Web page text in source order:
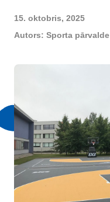
15. oktobris, 2025
Autors: Sporta pārvalde